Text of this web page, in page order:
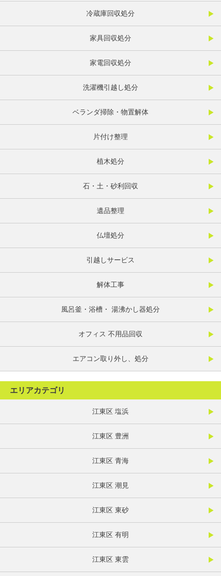
冷蔵庫回収処分
家具回収処分
家電回収処分
洗濯機引越し処分
ベランダ掃除・物置解体
片付け整理
植木処分
石・土・砂利回収
遺品整理
仏壇処分
引越しサービス
解体工事
風呂釜・浴槽・ 湯沸かし器処分
オフィス 不用品回収
エアコン取り外し、処分
エリアカテゴリ
江東区 塩浜
江東区 豊洲
江東区 青海
江東区 潮見
江東区 東砂
江東区 有明
江東区 東雲